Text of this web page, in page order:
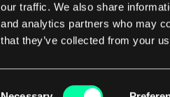
our traffic. We also share
and analytics partners who may
that they’ve collected from your